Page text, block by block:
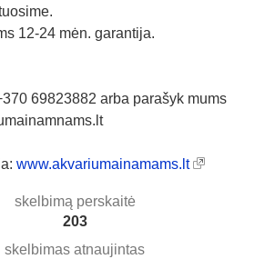
12-24 mėn. garantija.
69823882 arba parašyk mums
www.akvariumainamams.lt
skelbimą perskaitė
203
skelbimas atnaujintas